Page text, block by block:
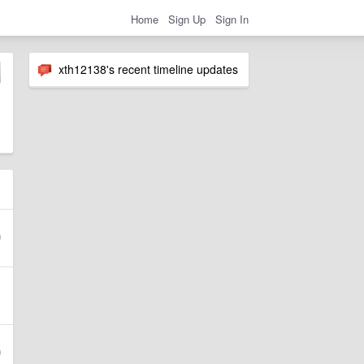
Home Sign Up Sign In
xth12138's recent timeline updates